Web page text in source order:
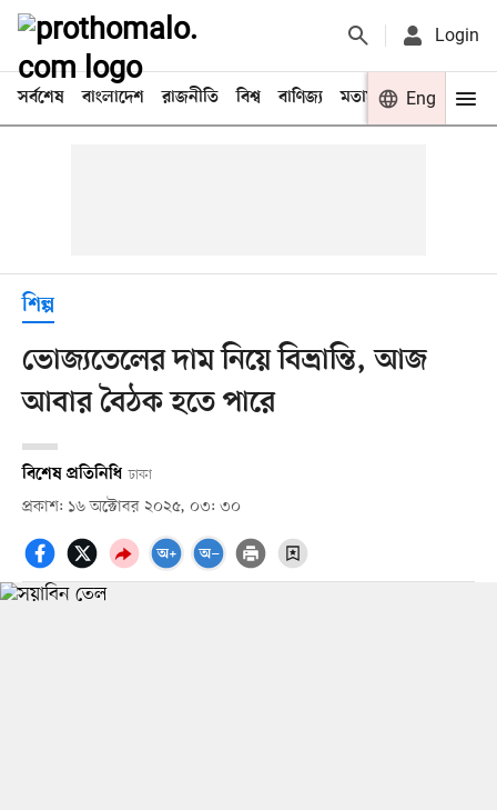
Login
সর্বশেষ বাংলাদেশ রাজনীতি বিশ্ব বাণিজ্য মতামত খেলা
Eng
শিল্প
ভোজ্যতেলের দাম নিয়ে বিভ্রান্তি, আজ
আবার বৈঠক হতে পারে
বিশেষ প্রতিনিধি ঢাকা
প্রকাশ: ১৬ অক্টোবর ২০২৫, ০৩: ৩০